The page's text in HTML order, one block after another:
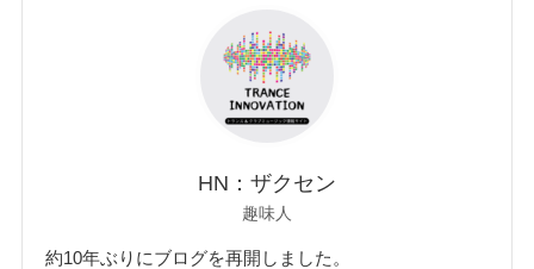
HN：ザクセン
趣味人
約10年ぶりにブログを再開しました。